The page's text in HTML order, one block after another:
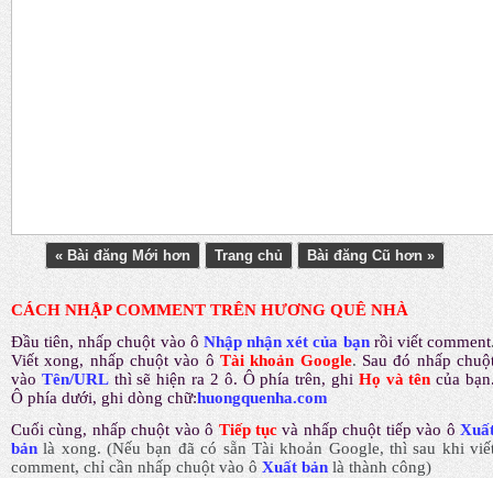
« Bài đăng Mới hơn Trang chủ Bài đăng Cũ hơn »
CÁCH NHẬP COMMENT TRÊN HƯƠNG QUÊ NHÀ
Đầu tiên, nhấp chuột vào ô Nhập nhận xét của bạn rồi viết comment
Viết xong, nhấp chuột vào ô Tài khoản Google. Sau đó nhấp
vào Tên/URL thì sẽ hiện ra 2 ô. Ô phía trên, ghi Họ và tên của
Ô phía dưới, ghi dòng chữ:huongquenha.com
Cuối cùng, nhấp chuột vào ô Tiếp tục và nhấp chuột tiếp vào ô
bản là xong.(Nếu bạn đã có sẵn Tài khoản Google, thì sau khi
comment, chỉ cần nhấp chuột vào ôXuất bảnlà thành công)